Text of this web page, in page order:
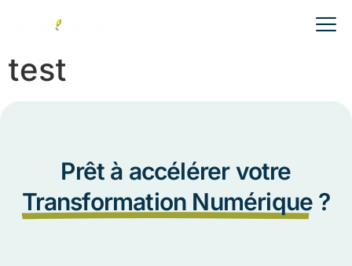
test
Prêt à accélérer votre
Transformation Numérique ?